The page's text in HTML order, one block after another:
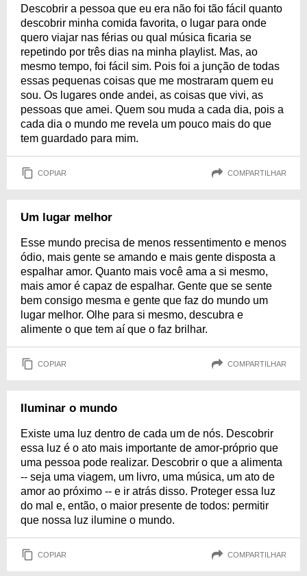
Descobrir a pessoa que eu era não foi tão fácil quanto
descobrir minha comida favorita, o lugar para onde
quero viajar nas férias ou qual música ficaria se
repetindo por três dias na minha playlist. Mas, ao
mesmo tempo, foi fácil sim. Pois foi a junção de todas
essas pequenas coisas que me mostraram quem eu
sou. Os lugares onde andei, as coisas que vivi, as
pessoas que amei. Quem sou muda a cada dia, pois a
cada dia o mundo me revela um pouco mais do que
tem guardado para mim.
COPIAR COMPARTILHAR
Um lugar melhor
Esse mundo precisa de menos ressentimento e menos
ódio, mais gente se amando e mais gente disposta a
espalhar amor. Quanto mais você ama a si mesmo,
mais amor é capaz de espalhar. Gente que se sente
bem consigo mesma e gente que faz do mundo um
lugar melhor. Olhe para si mesmo, descubra e
alimente o que tem aí que o faz brilhar.
COPIAR COMPARTILHAR
Iluminar o mundo
Existe uma luz dentro de cada um de nós. Descobrir
essa luz é o ato mais importante de amor-próprio que
uma pessoa pode realizar. Descobrir o que a alimenta
-- seja uma viagem, um livro, uma música, um ato de
amor ao próximo -- e ir atrás disso. Proteger essa luz
do mal e, então, o maior presente de todos: permitir
que nossa luz ilumine o mundo.
COPIAR COMPARTILHAR